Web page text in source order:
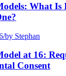
What
/by Stephan
at 16:
Consent